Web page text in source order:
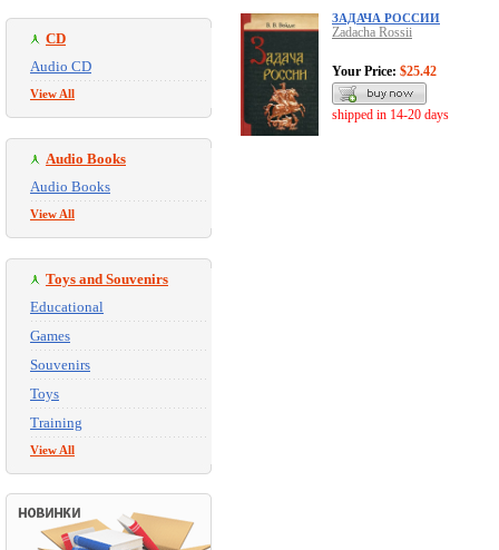
CD
Audio CD
View All
Audio Books
Audio Books
View All
Toys and Souvenirs
Educational
Games
Souvenirs
Toys
Training
View All
ЗАДАЧА РОССИИ
Zadacha Rossii
Your Price: $25.42
shipped in 14-20 days